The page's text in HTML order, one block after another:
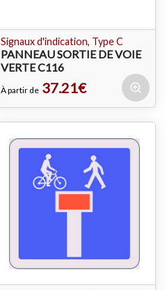
Signaux d'indication, Type C
PANNEAU SORTIE DE VOIE
VERTE C116
À partir de37.21€